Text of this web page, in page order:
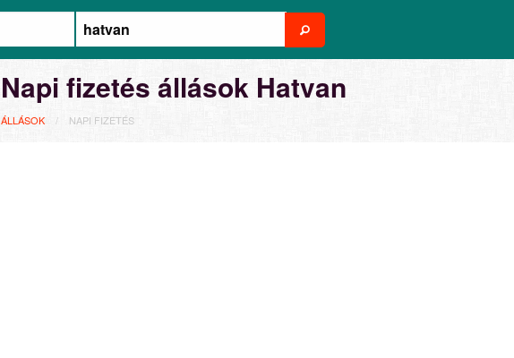
Napi fizetés állások Hatvan
ÁLLÁSOK NAPI FIZETÉS